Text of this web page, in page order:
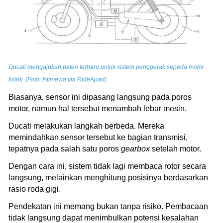
Ducati mengajukan paten terbaru untuk sistem penggerak sepeda motor
listrik. (Foto: Istimewa via RideApart)
Biasanya, sensor ini dipasang langsung pada poros
motor, namun hal tersebut menambah lebar mesin.
Ducati melakukan langkah berbeda. Mereka
memindahkan sensor tersebut ke bagian transmisi,
tepatnya pada salah satu poros gearboxsetelah motor.
Dengan cara ini, sistem tidak lagi membaca rotor secara
langsung, melainkan menghitung posisinya berdasarkan
rasio roda gigi.
Pendekatan ini memang bukan tanpa risiko. Pembacaan
tidak langsung dapat menimbulkan potensi kesalahan